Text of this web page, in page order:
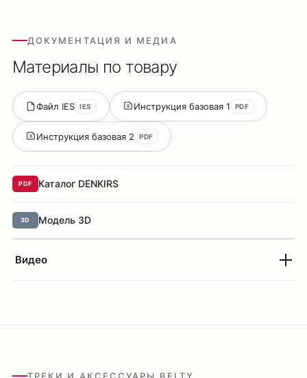
ДОКУМЕНТАЦИЯ И МЕДИА
Материалы по товару
Файл IES IES Инструкция базовая 1 PDF
Инструкция базовая 2 PDF
PDF Каталог DENKIRS
3D Модель 3D
Видео